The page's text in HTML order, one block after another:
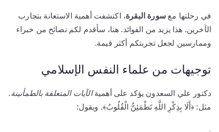
في رحلتها معسورة البقرة، اكتشفت أهمية الاستعانة بتجارب
الآخرين. هذا يزيد من الفوائد. هنا، سأقدم لكم نصائح من خبراء
وممارسين لجعل تجربتكم أكثر قيمة.
توجيهات من علماء النفس الإسلامي
دكتور علي السعدون يؤكد على أهميةالآيات المتعلقة بالطمأنينة.
مثل: ﴿أَلَا بِذِكْرِ اللَّهِ تَطْمَئِنُّ الْقُلُوبُ﴾. ويقول: